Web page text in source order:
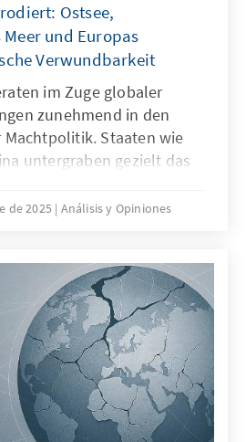
Ostsee,
und Europas
Verwundbarkeit
im Zuge globaler
zunehmend in den
Staaten wie
untergraben gezielt das
die als „Lawfare“
Verwundbarkeit, im
demonstriert China,
wird. Beide Fälle
Seerecht unterwandert
Sicherheit,
und die regelbasierte
de 2025 Análisis y Opiniones